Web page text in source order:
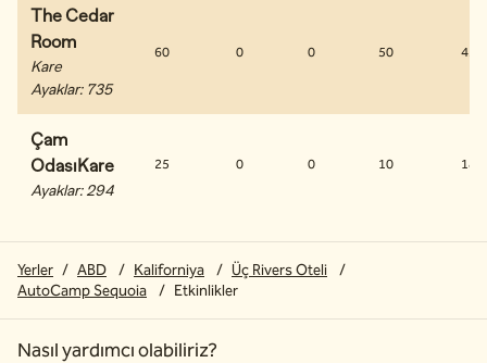
The Cedar
Room
Kare
Ayaklar: 735
60 0 0 50 43
Çam
OdasıKare
Ayaklar: 294
25 0 0 10 18
Yerler / ABD / Kaliforniya / Üç Rivers Oteli
/
AutoCamp Sequoia
/ Etkinlikler
Nasıl yardımcı olabiliriz?